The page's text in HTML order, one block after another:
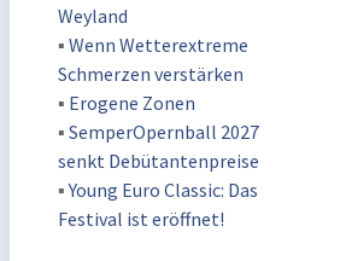
Weyland
▪ Wenn Wetterextreme
Schmerzen verstärken
▪ Erogene Zonen
▪ SemperOpernball 2027
senkt Debütantenpreise
▪Young Euro Classic: Das
Festival ist eröffnet!